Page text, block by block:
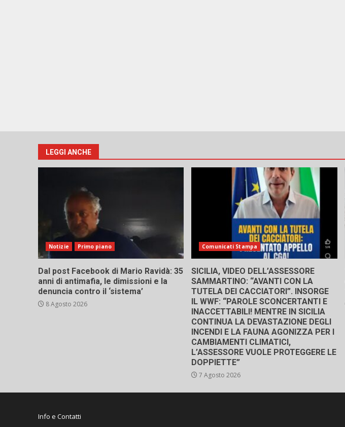
LEGGI ANCHE
Notizie Primo piano
Dal post Facebook di Mario Ravidà: 35
anni di antimafia, le dimissioni e la
denuncia contro il ‘sistema’
8 Agosto 2026
Comunicati Stampa
SICILIA, VIDEO DELL’ASSESSORE
SAMMARTINO: “AVANTI CON LA
TUTELA DEI CACCIATORI”. INSORGE
IL WWF: “PAROLE SCONCERTANTI E
INACCETTABILI! MENTRE IN SICILIA
CONTINUA LA DEVASTAZIONE DEGLI
INCENDI E LA FAUNA AGONIZZA PER I
CAMBIAMENTI CLIMATICI,
L’ASSESSORE VUOLE PROTEGGERE LE
DOPPIETTE”
7 Agosto 2026
Info e Contatti